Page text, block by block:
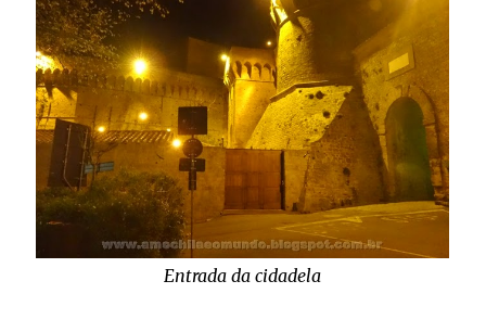
Entrada da cidadela